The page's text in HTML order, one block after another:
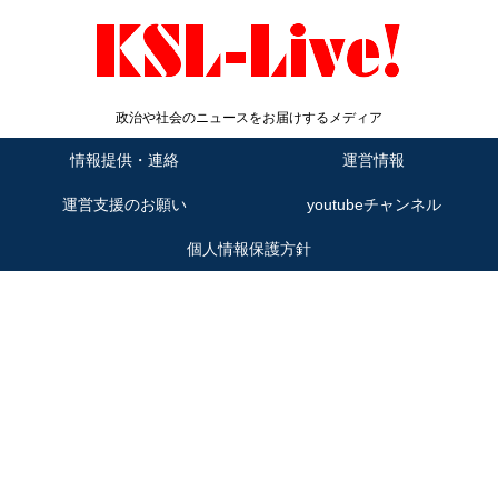
政治や社会のニュースをお届けするメディア
情報提供・連絡 運営情報
運営支援のお願い youtubeチャンネル
個人情報保護方針